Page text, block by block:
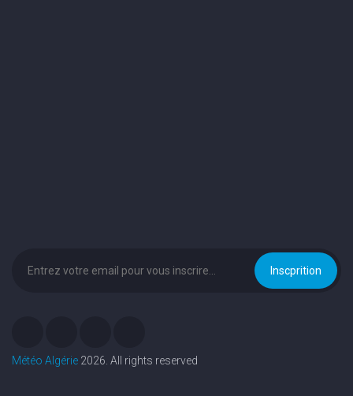
Météo Algérie 2026. All rights reserved